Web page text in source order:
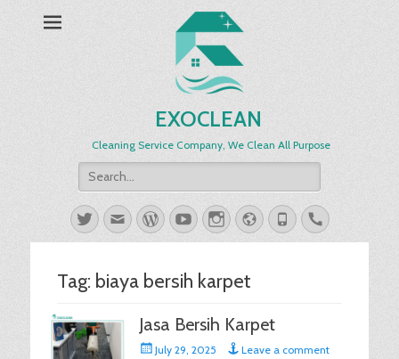
EXOCLEAN
Cleaning Service Company, We Clean All Purpose
Search
for:
TwitterEmailWordPress
YouTubeInstagram
Website
PhoneHandset
Tag: biaya bersih karpet
Jasa Bersih Karpet
PostedJuly 29, 2025 Leave a comment